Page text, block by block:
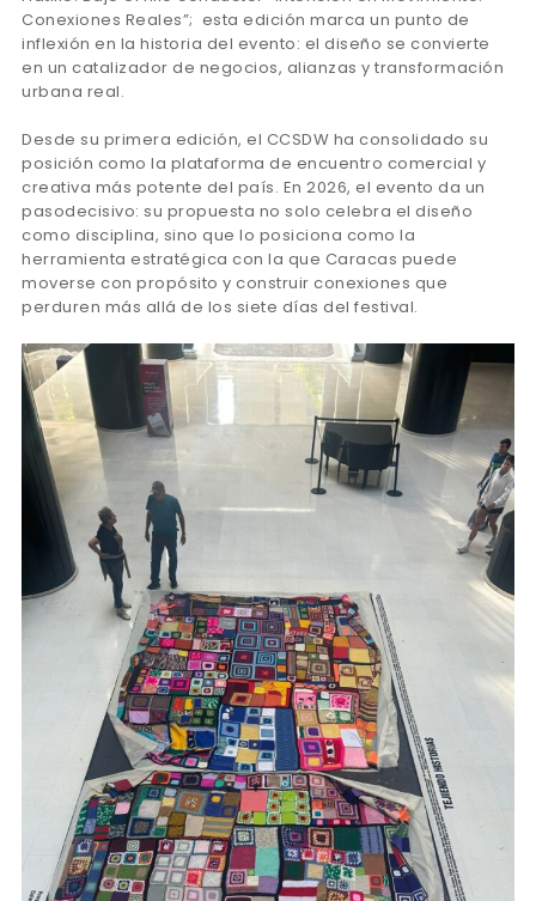
Conexiones Reales”; esta edición marca un punto de
inflexión en la historia del evento: el diseño se convierte
en un catalizador de negocios, alianzas y transformación
urbana real.
Desde su primera edición, el CCSDW ha consolidado su
posición como la plataforma de encuentro comercial y
creativa más potente del país. En 2026, el evento da un
pasodecisivo: su propuesta no solo celebra el diseño
como disciplina, sino que lo posiciona como la
herramienta estratégica con la que Caracas puede
moverse con propósito y construir conexiones que
perduren más allá de los siete días del festival.